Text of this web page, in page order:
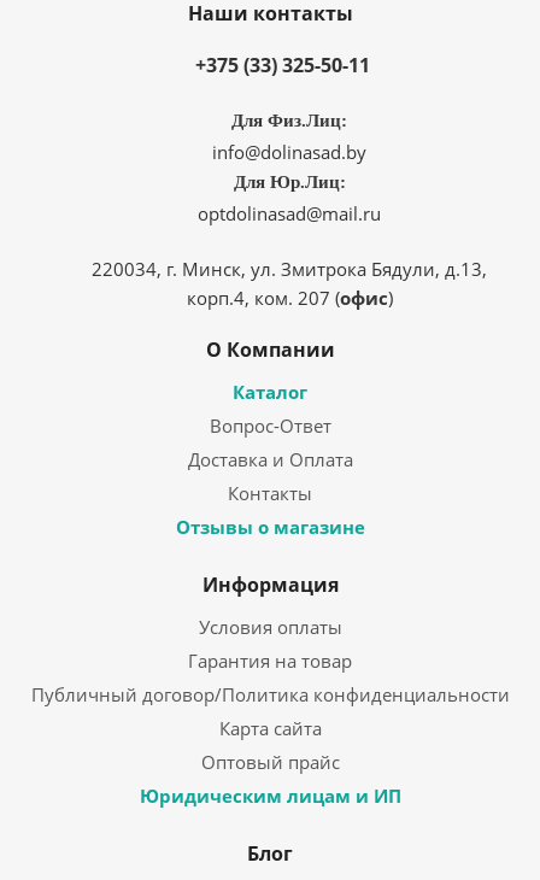
Наши контакты
+375 (33) 325-50-11
Для Физ.Лиц:
info@dolinasad.by
Для Юр.Лиц:
optdolinasad@mail.ru
220034, г. Минск, ул. Змитрока Бядули, д.13,
корп.4, ком. 207 (офис)
О Компании
Каталог
Вопрос-Ответ
Доставка и Оплата
Контакты
Отзывы о магазине
Информация
Условия оплаты
Гарантия на товар
Публичный договор/Политика конфиденциальности
Карта сайта
Оптовый прайс
Юридическим лицам и ИП
Блог